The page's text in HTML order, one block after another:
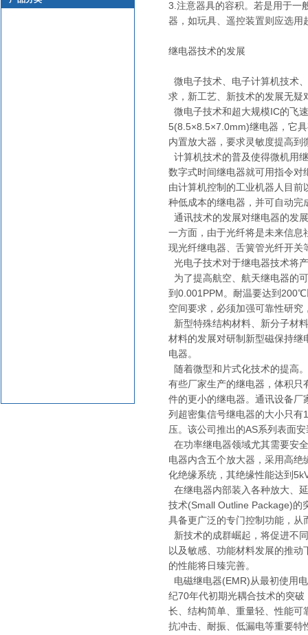
3.注意器具的容积。若是用于一
器，如玩具、遥控装置则应选用
继电器技术的发展
微电子技术、电子计算机技术
求，新工艺、新技术的发展无
微电子技术和超大规模IC的飞
5(8.5×8.5×7.0mm)继电器，它
内置放大器，要求灵敏度提高
计算机技术的普及使得微机用
数字式时间继电器就可用指令
由计算机控制的工业机器人目
种低成本的继电器，并可自动完
通讯技术的发展对继电器的发
一方面，由于光纤将是未来信
现光纤继电器、舌簧管光纤开关
光电子技术对于继电器技术将
为了提高航空、航天继电器的
到0.001PPM。耐温要达到
空间要求，必须加强可靠性研
新型特殊结构材料、新分子材
材料的发展对研制新型磁保持
电器。
随着微型和片式化技术的提高
有些厂家生产的继电器，体积
件的更小的继电器。通讯设备
列超密集信号继电器的大小只
压。该公司推出的AS系列表面
在功率继电器领域尤其需要安
电器内含五个放大器，采用高
化绝缘系统，其绝缘性能达到
在继电器内部装入各种放大、
技术(Small Outline Package)的
具备更广泛的专门控制功能，从
新技术的成群崛起，将促进不
以及敏感、功能材料发展的推
的性能将日臻完善。
电磁继电器(EMR)从最初使用
纪70年代初期光耦合技术的突
长、结构简单、重量轻、性能
抗冲击、耐振、低漏电等重要